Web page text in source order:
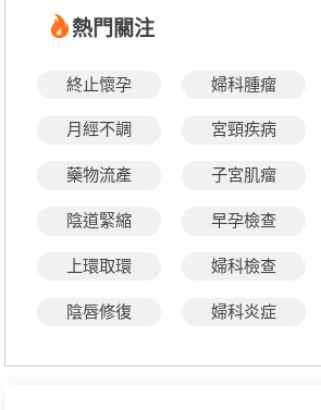
熱門關注
終止懷孕 婦科腫瘤
月經不調 宮頸疾病
藥物流產 子宮肌瘤
陰道緊縮 早孕檢查
上環取環 婦科檢查
陰唇修復 婦科炎症